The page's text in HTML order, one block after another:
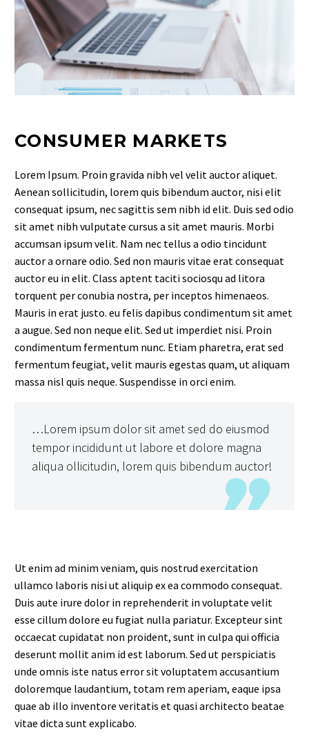
CONSUMER MARKETS
Lorem Ipsum. Proin gravida nibh vel velit auctor aliquet.
Aenean sollicitudin, lorem quis bibendum auctor, nisi elit
consequat ipsum, nec sagittis sem nibh id elit. Duis sed odio
sit amet nibh vulputate cursus a sit amet mauris. Morbi
accumsan ipsum velit. Nam nec tellus a odio tincidunt
auctor a ornare odio. Sed non mauris vitae erat consequat
auctor eu in elit. Class aptent taciti sociosqu ad litora
torquent per conubia nostra, per inceptos himenaeos.
Mauris in erat justo. eu felis dapibus condimentum sit amet
a augue. Sed non neque elit. Sed ut imperdiet nisi. Proin
condimentum fermentum nunc. Etiam pharetra, erat sed
fermentum feugiat, velit mauris egestas quam, ut aliquam
massa nisl quis neque. Suspendisse in orci enim.
…Lorem ipsum dolor sit amet sed do eiusmod
tempor incididunt ut labore et dolore magna
aliqua ollicitudin, lorem quis bibendum auctor!
Ut enim ad minim veniam, quis nostrud exercitation
ullamco laboris nisi ut aliquip ex ea commodo consequat.
Duis aute irure dolor in reprehenderit in voluptate velit
esse cillum dolore eu fugiat nulla pariatur. Excepteur sint
occaecat cupidatat non proident, sunt in culpa qui officia
deserunt mollit anim id est laborum. Sed ut perspiciatis
unde omnis iste natus error sit voluptatem accusantium
doloremque laudantium, totam rem aperiam, eaque ipsa
quae ab illo inventore veritatis et quasi architecto beatae
vitae dicta sunt explicabo.